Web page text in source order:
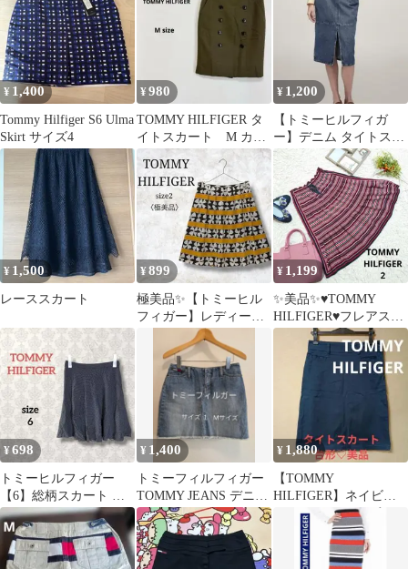
¥ 1,400
Tommy Hilfiger S6 Ulma
Skirt サイズ4
¥980
TOMMY HILFIGER タ
イトスカート M カー
キ ダブルボタン ウ
ール混
¥ 1,200
【トミーヒルフィガ
ー】デニム タイトスカ
ート フロントスリット
¥ 1,500
レーススカート
¥899
極美品✨【トミーヒル
フィガー】レディース
フレアスカート 幾何
学柄 花柄 台形 2
¥ 1,199
✨美品✨♥TOMMY
HILFIGER♥フレアスカ
ート(S相当)/マルチカラ
¥698
トミーヒルフィガー
【6】総柄スカート 膝
丈 ネイビー カジュアル
フェミニン
¥ 1,400
トミーフィルフィガー
TOMMY JEANS デニム
ミニスカート Mサイズ
¥ 1,880
【TOMMY
HILFIGER】ネイビー
♡タイトスカート♡美
品♡台形♡